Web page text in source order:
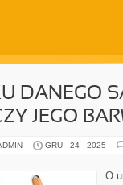
DANEGO
JEGO
GRU - 24 - 2025
O